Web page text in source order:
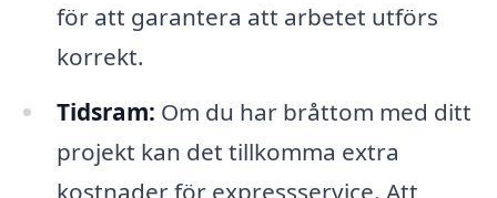
för att garantera att arbetet utförs
korrekt.
Tidsram: Om du har bråttom med ditt
projekt kan det tillkomma extra
kostnader för expressservice. Att